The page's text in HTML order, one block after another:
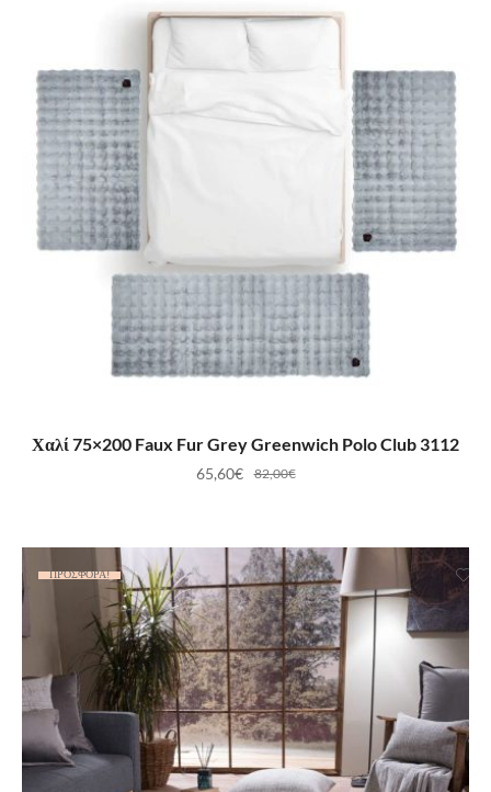
ΠΡΟΣΘΉΚΗ ΣΤΟ ΚΑΛΆΘΙ
Χαλί 75×200 Faux Fur Grey Greenwich Polo Club 3112
82,00€
65,60€
ΠΡΟΣΦΟΡΆ!